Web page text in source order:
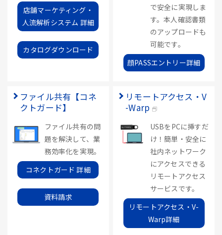
店舗マーケティング・
人流解析システム 詳細
カタログダウンロード
で安全に実現しま
す。本人確認書類
のアップロードも
可能です。
顔PASSエントリー詳細
ファイル共有【コネ
クトガード】
ファイル共有の問
題を解決して、業
務効率化を実現。
コネクトガード 詳細
資料請求
リモートアクセス・V
-Warp
USBをPCに挿すだ
け！簡単・安全に
社内ネットワーク
にアクセスできる
リモートアクセス
サービスです。
リモートアクセス・V-
Warp詳細